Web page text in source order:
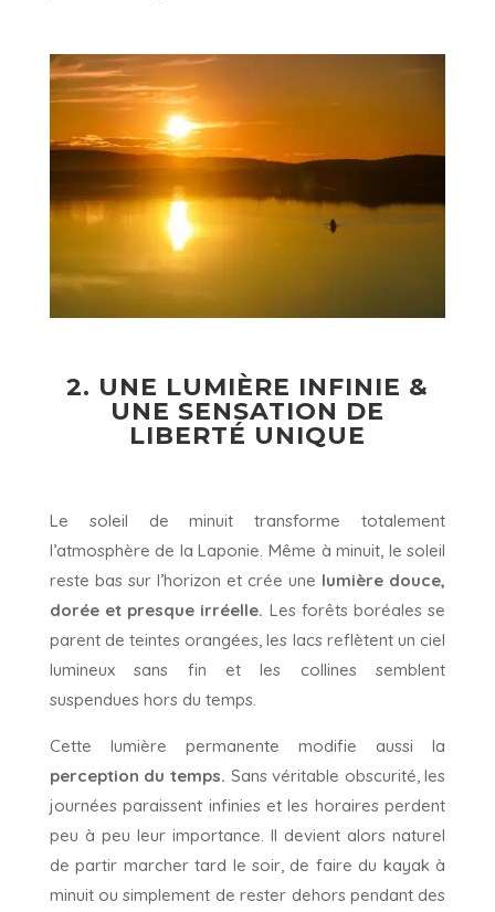
2. UNE LUMIÈRE INFINIE &
UNE SENSATION DE
LIBERTÉ UNIQUE
Le soleil de minuit transforme totalement
l’atmosphère de la Laponie. Même à minuit, le soleil
reste bas sur l’horizon et crée une lumière douce,
dorée et presque irréelle. Les forêts boréales se
parent de teintes orangées, les lacs reflètent un ciel
lumineux sans fin et les collines semblent
suspendues hors du temps.
Cette lumière permanente modifie aussi la
perception du temps. Sans véritable obscurité, les
journées paraissent infinies et les horaires perdent
peu à peu leur importance. Il devient alors naturel
de partir marcher tard le soir, de faire du kayak à
minuit ou simplement de rester dehors pendant des